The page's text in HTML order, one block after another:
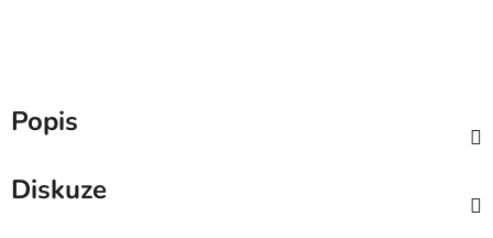
Popis
Diskuze